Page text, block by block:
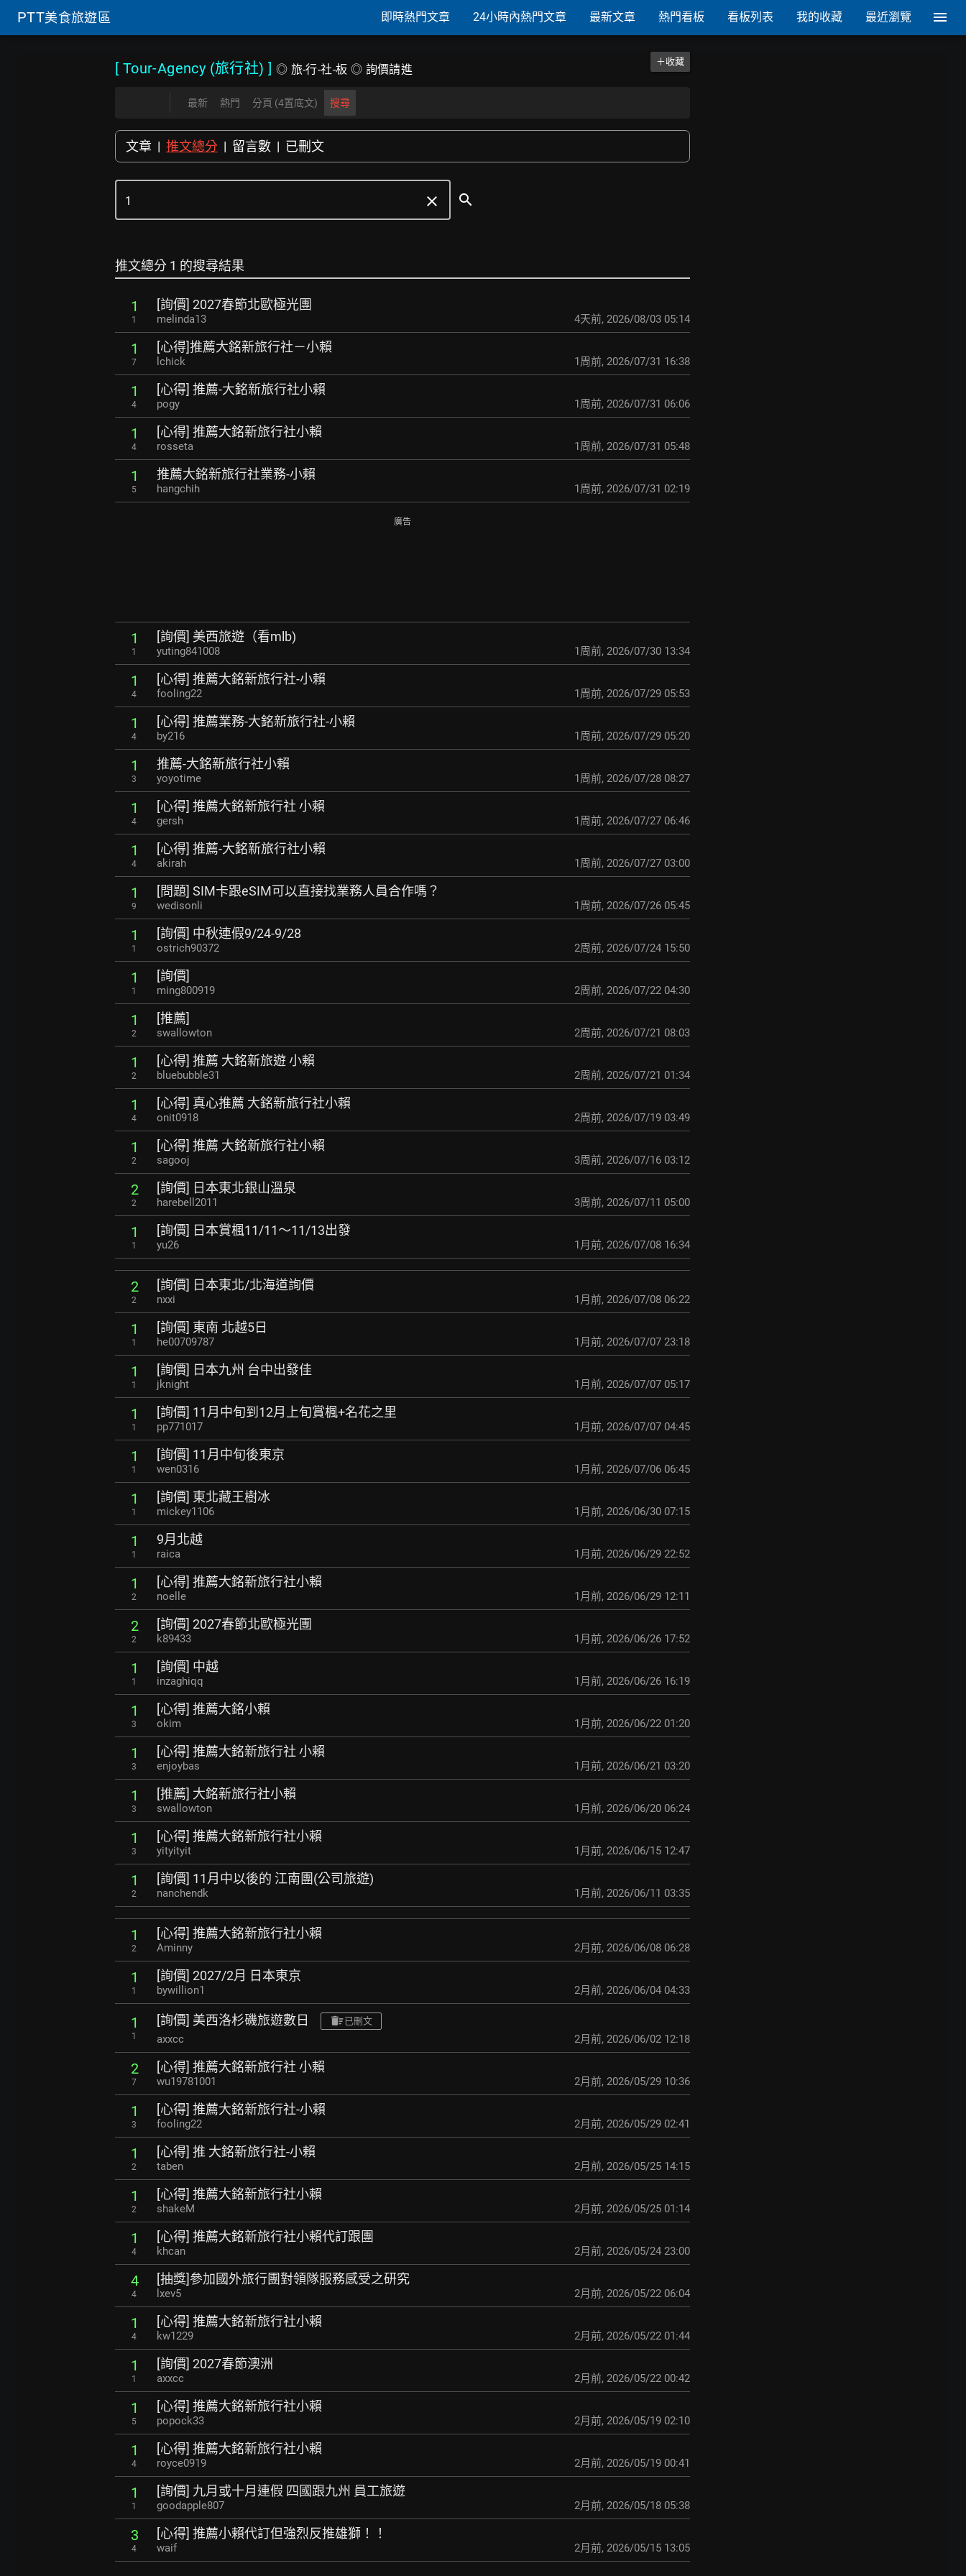
PTT美食旅遊區 即時熱門文章 24小時內熱門文章 最新文章 熱門看板 看板列表 我的收藏 最近瀏覽
[ Tour-Agency (旅行社) ] ◎ 旅-行-社-板 ◎ 詢價請進
＋收藏
最新 熱門 分頁 (4置底文) 搜尋
文章 | 推文總分 | 留言數 | 已刪文
clear search
推文總分 1 的搜尋結果
1
1
[詢價] 2027春節北歐極光團
melinda13 4天前, 2026/08/03 05:14
1
7
[心得]推薦大銘新旅行社－小賴
lchick 1周前, 2026/07/31 16:38
1
4
[心得] 推薦-大銘新旅行社小賴
pogy 1周前, 2026/07/31 06:06
1
4
[心得] 推薦大銘新旅行社小賴
rosseta 1周前, 2026/07/31 05:48
1
5
推薦大銘新旅行社業務-小賴
hangchih 1周前, 2026/07/31 02:19
廣告
1
1
[詢價] 美西旅遊（看mlb)
yuting841008 1周前, 2026/07/30 13:34
1
4
[心得] 推薦大銘新旅行社-小賴
fooling22 1周前, 2026/07/29 05:53
1
4
[心得] 推薦業務-大銘新旅行社-小賴
by216 1周前, 2026/07/29 05:20
1
3
推薦-大銘新旅行社小賴
yoyotime 1周前, 2026/07/28 08:27
1
4
[心得] 推薦大銘新旅行社 小賴
gersh 1周前, 2026/07/27 06:46
1
4
[心得] 推薦-大銘新旅行社小賴
akirah 1周前, 2026/07/27 03:00
1
9
[問題] SIM卡跟eSIM可以直接找業務人員合作嗎？
wedisonli 1周前, 2026/07/26 05:45
1
1
[詢價] 中秋連假9/24-9/28
ostrich90372 2周前, 2026/07/24 15:50
1
1
[詢價]
ming800919 2周前, 2026/07/22 04:30
1
2
[推薦]
swallowton 2周前, 2026/07/21 08:03
1
2
[心得] 推薦 大銘新旅遊 小賴
bluebubble31 2周前, 2026/07/21 01:34
1
4
[心得] 真心推薦 大銘新旅行社小賴
onit0918 2周前, 2026/07/19 03:49
1
2
[心得] 推薦 大銘新旅行社小賴
sagooj 3周前, 2026/07/16 03:12
2
2
[詢價] 日本東北銀山溫泉
harebell2011 3周前, 2026/07/11 05:00
1
1
[詢價] 日本賞楓11/11～11/13出發
yu26 1月前, 2026/07/08 16:34
2
2
[詢價] 日本東北/北海道詢價
nxxi 1月前, 2026/07/08 06:22
1
1
[詢價] 東南 北越5日
he00709787 1月前, 2026/07/07 23:18
1
1
[詢價] 日本九州 台中出發佳
jknight 1月前, 2026/07/07 05:17
1
1
[詢價] 11月中旬到12月上旬賞楓+名花之里
pp771017 1月前, 2026/07/07 04:45
1
1
[詢價] 11月中旬後東京
wen0316 1月前, 2026/07/06 06:45
1
1
[詢價] 東北藏王樹冰
mickey1106 1月前, 2026/06/30 07:15
1
1
9月北越
raica 1月前, 2026/06/29 22:52
1
2
[心得] 推薦大銘新旅行社小賴
noelle 1月前, 2026/06/29 12:11
2
2
[詢價] 2027春節北歐極光團
k89433 1月前, 2026/06/26 17:52
1
1
[詢價] 中越
inzaghiqq 1月前, 2026/06/26 16:19
1
3
[心得] 推薦大銘小賴
okim 1月前, 2026/06/22 01:20
1
3
[心得] 推薦大銘新旅行社 小賴
enjoybas 1月前, 2026/06/21 03:20
1
3
[推薦] 大銘新旅行社小賴
swallowton 1月前, 2026/06/20 06:24
1
3
[心得] 推薦大銘新旅行社小賴
yityityit 1月前, 2026/06/15 12:47
1
2
[詢價] 11月中以後的 江南團(公司旅遊)
nanchendk 1月前, 2026/06/11 03:35
1
2
[心得] 推薦大銘新旅行社小賴
Aminny 2月前, 2026/06/08 06:28
1
1
[詢價] 2027/2月 日本東京
bywillion1 2月前, 2026/06/04 04:33
1
1
[詢價] 美西洛杉磯旅遊數日 已刪文
axxcc 2月前, 2026/06/02 12:18
2
7
[心得] 推薦大銘新旅行社 小賴
wu19781001 2月前, 2026/05/29 10:36
1
3
[心得] 推薦大銘新旅行社-小賴
fooling22 2月前, 2026/05/29 02:41
1
2
[心得] 推 大銘新旅行社-小賴
taben 2月前, 2026/05/25 14:15
1
2
[心得] 推薦大銘新旅行社小賴
shakeM 2月前, 2026/05/25 01:14
1
4
[心得] 推薦大銘新旅行社小賴代訂跟團
khcan 2月前, 2026/05/24 23:00
4
4
[抽獎]參加國外旅行團對領隊服務感受之研究
lxev5 2月前, 2026/05/22 06:04
1
4
[心得] 推薦大銘新旅行社小賴
kw1229 2月前, 2026/05/22 01:44
1
1
[詢價] 2027春節澳洲
axxcc 2月前, 2026/05/22 00:42
1
5
[心得] 推薦大銘新旅行社小賴
popock33 2月前, 2026/05/19 02:10
1
4
[心得] 推薦大銘新旅行社小賴
royce0919 2月前, 2026/05/19 00:41
1
1
[詢價] 九月或十月連假 四國跟九州 員工旅遊
goodapple807 2月前, 2026/05/18 05:38
3
4
[心得] 推薦小賴代訂但強烈反推雄獅！！
waif 2月前, 2026/05/15 13:05